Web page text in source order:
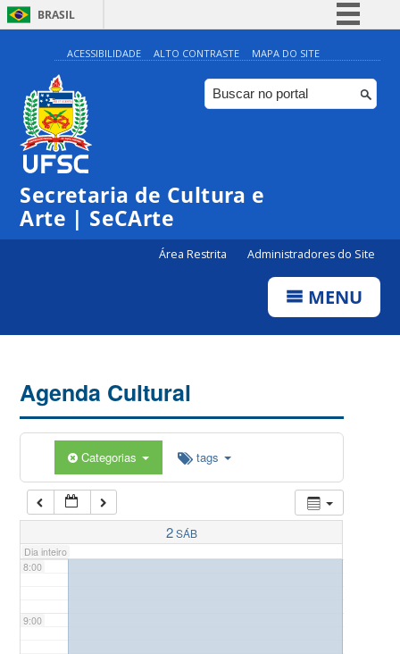
BRASIL
Simplifique!
Comunica BR
Participe
ACESSIBILIDADE ALTO CONTRASTE MAPA DO SITE
Secretaria de Cultura e
Arte | SeCArte
Área Restrita Administradores do Site
MENU
Agenda Cultural
Categorias tags
2SÁB
Dia inteiro
0:00
1:00
5:00
7:00
8:00
9:00
◤Inscrições | Projeto 12:30